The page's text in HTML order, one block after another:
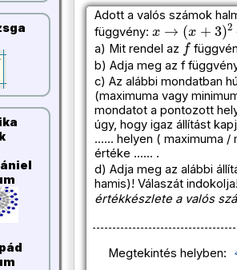
Adott a valós számok
függvény:
x→(x+3)2−2
a) Mit rendel az
f
b) Adja meg az f
c) Az alábbi mondatban
(maximuma vagy
mondatot a pontozott
úgy, hogy igaz állítást
...... helyen ( maximuma /
értéke ...... .
d) Adja meg az alábbi
hamis)! Válaszát
értékkészlete a valós
Megtekintés helyben: